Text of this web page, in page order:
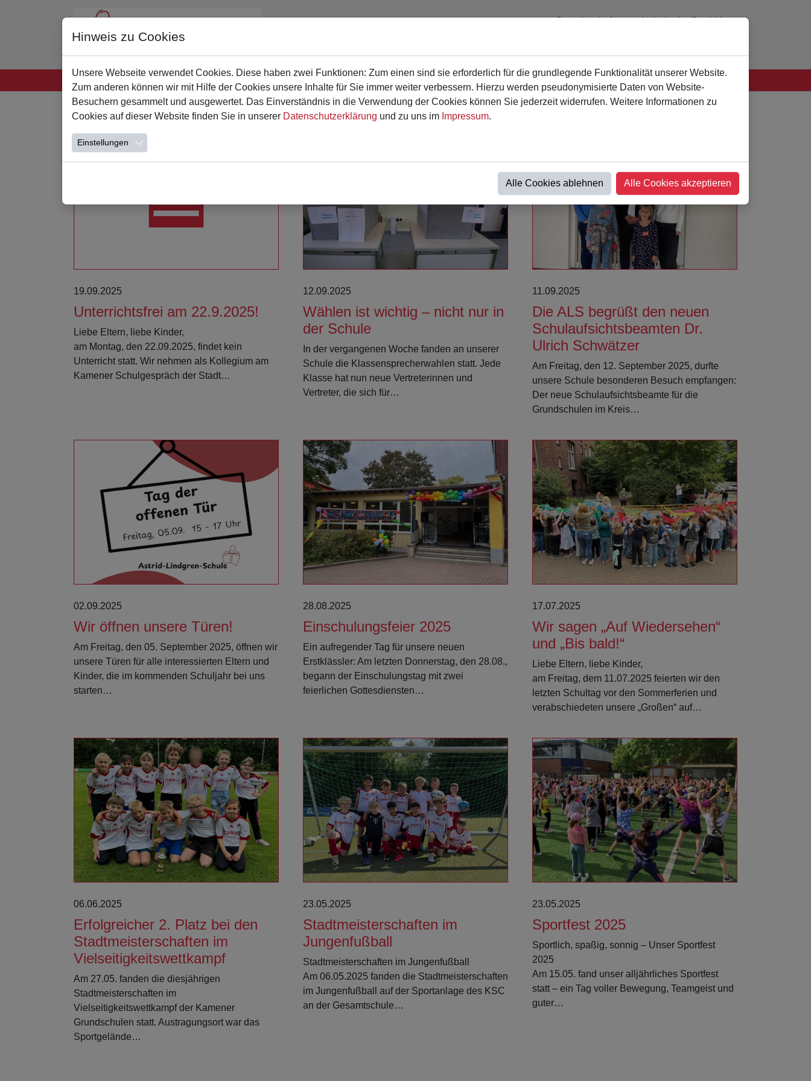
Zum Hauptinhalt springen
Gemeinschaftsgrundschule der Stadt Kamen
19.09.2025
Unterrichtsfrei am 22.9.2025!
Liebe Eltern, liebe Kinder,
am Montag, den 22.09.2025, findet kein
Unterricht statt. Wir nehmen als Kollegium am
Kamener Schulgespräch der Stadt…
12.09.2025
Wählen ist wichtig – nicht nur in
der Schule
In der vergangenen Woche fanden an unserer
Schule die Klassensprecherwahlen statt. Jede
Klasse hat nun neue Vertreterinnen und
Vertreter, die sich für…
11.09.2025
Die ALS begrüßt den neuen
Schulaufsichtsbeamten Dr.
Ulrich Schwätzer
Am Freitag, den 12. September 2025, durfte
unsere Schule besonderen Besuch empfangen:
Der neue Schulaufsichtsbeamte für die
Grundschulen im Kreis…
02.09.2025
Wir öffnen unsere Türen!
Am Freitag, den 05. September 2025, öffnen wir
unsere Türen für alle interessierten Eltern und
Kinder, die im kommenden Schuljahr bei uns
starten…
Weiterlesen
28.08.2025
Einschulungsfeier 2025
Ein aufregender Tag für unsere neuen
Erstklässler: Am letzten Donnerstag, den 28.08.,
begann der Einschulungstag mit zwei
feierlichen Gottesdiensten…
Weiterlesen
17.07.2025
Wir sagen „Auf Wiedersehen“
und „Bis bald!“
Liebe Eltern, liebe Kinder,
am Freitag, dem 11.07.2025 feierten wir den
letzten Schultag vor den Sommerferien und
verabschiedeten unsere „Großen“ auf…
06.06.2025
Erfolgreicher 2. Platz bei den
Stadtmeisterschaften im
Vielseitigkeitswettkampf
Am 27.05. fanden die diesjährigen
Stadtmeisterschaften im
Vielseitigkeitswettkampf der Kamener
Grundschulen statt. Austragungsort war das
Sportgelände…
Weiterlesen
23.05.2025
Stadtmeisterschaften im
Jungenfußball
Stadtmeisterschaften im Jungenfußball
Am 06.05.2025 fanden die Stadtmeisterschaften
im Jungenfußball auf der Sportanlage des KSC
an der Gesamtschule…
Weiterlesen
23.05.2025
Sportfest 2025
Sportlich, spaßig, sonnig – Unser Sportfest
2025
Am 15.05. fand unser alljährliches Sportfest
statt – ein Tag voller Bewegung, Teamgeist und
guter…
Hinweis zu Cookies
Unsere Webseite verwendet Cookies. Diese haben zwei Funktionen: Zum einen sind sie erforderlich für die grundlegende Funktionalität unserer Website.
Zum anderen können wir mit Hilfe der Cookies unsere Inhalte für Sie immer weiter verbessern. Hierzu werden pseudonymisierte Daten von Website-
Besuchern gesammelt und ausgewertet. Das Einverständnis in die Verwendung der Cookies können Sie jederzeit widerrufen. Weitere Informationen zu
Cookies auf dieser Website finden Sie in unserer Datenschutzerklärung und zu uns im Impressum.
Einstellungen
Alle Cookies ablehnen Alle Cookies akzeptieren